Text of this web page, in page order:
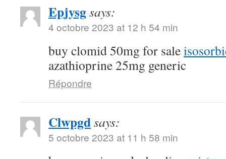
Epjysgsays:
4 octobre 2023 at 12 h 54 min
buy clomid 50mg for sale
azathioprine 25mg generic
Répondre
Clwpgdsays:
5 octobre 2023 at 11 h 58 min